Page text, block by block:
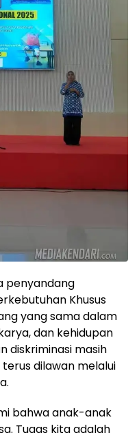
penyandang
Khusus
yang sama dalam
dan kehidupan
diskriminasi masih
dilawan melalui
bahwa anak-anak
Tugas kita adalah